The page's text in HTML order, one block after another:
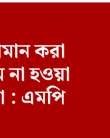
করা
হওয়া
: এমপি